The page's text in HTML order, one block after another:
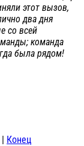
этот вызов,
два дня
со всей
команда
была рядом!
| Конец